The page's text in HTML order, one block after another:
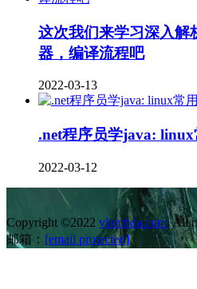
这次我们来学习深入解
器，编译流程吧
2022-03-13
.net程序员学java:
2022-03-12
Copyright ©2022 vlambda.com. All
邮箱： [email protected]